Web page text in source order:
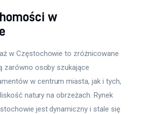
w
w Częstochowie to zróżnicowane
zarówno osoby szukające
w centrum miasta, jak i tych,
natury na obrzeżach. Rynek
jest dynamiczny i stale się